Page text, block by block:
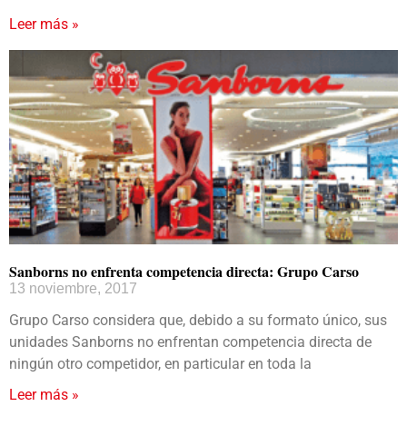
Leer más »
Sanborns no enfrenta competencia directa: Grupo Carso
13 noviembre, 2017
Grupo Carso considera que, debido a su formato único, sus
unidades Sanborns no enfrentan competencia directa de
ningún otro competidor, en particular en toda la
Leer más »